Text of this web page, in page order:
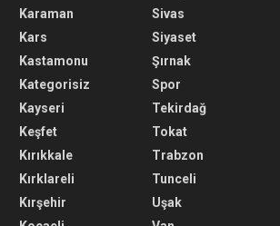
Karaman
Kars
Kastamonu
Kategorisiz
Kayseri
Keşfet
Kırıkkale
Kırklareli
Kırşehir
Sivas
Siyaset
Şırnak
Spor
Tekirdağ
Tokat
Trabzon
Tunceli
Uşak